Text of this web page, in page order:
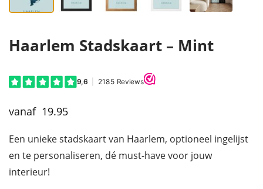
Haarlem Stadskaart – Mint
19.95
Een unieke stadskaart van Haarlem, optioneel ingelijst
en te personaliseren, dé must-have voor jouw
interieur!